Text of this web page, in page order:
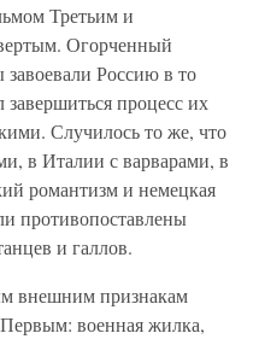
Третьим и
Огорченный
Россию в то
процесс их
Случилось то же, что
в Италии с варварами, в
романтизм и немецкая
противопоставлены
и галлов.
внешним признакам
военная жилка,